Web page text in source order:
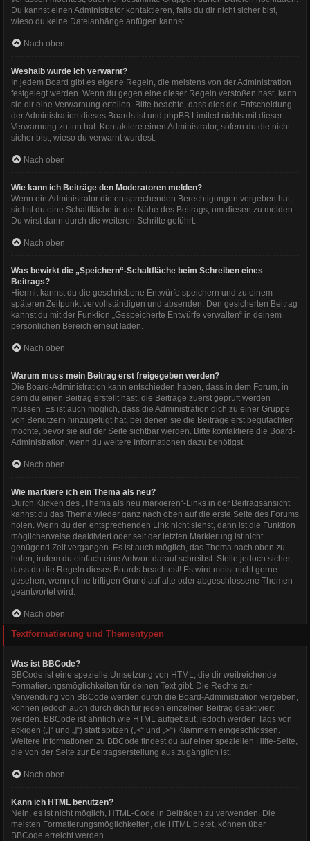
Du kannst einen Administrator kontaktieren, falls du dir nicht sicher bist,
wieso du keine Dateianhänge anfügen kannst.
Nach oben
Weshalb wurde ich verwarnt?
In jedem Board gibt es eigene Regeln, die meistens von der Administration
festgelegt werden. Wenn du gegen eine dieser Regeln verstoßen hast, kann
sie dir eine Verwarnung erteilen. Bitte beachte, dass dies die Entscheidung
der Administration dieses Boards ist und phpBB Limited nichts mit dieser
Verwarnung zu tun hat. Kontaktiere einen Administrator, sofern du die nicht
sicher bist, wieso du verwarnt wurdest.
Nach oben
Wie kann ich Beiträge den Moderatoren melden?
Wenn ein Administrator die entsprechenden Berechtigungen vergeben hat,
siehst du eine Schaltfläche in der Nähe des Beitrags, um diesen zu melden.
Du wirst dann durch die weiteren Schritte geführt.
Nach oben
Was bewirkt die „Speichern“-Schaltfläche beim Schreiben eines
Beitrags?
Hiermit kannst du die geschriebene Entwürfe speichern und zu einem
späteren Zeitpunkt vervollständigen und absenden. Den gesicherten Beitrag
kannst du mit der Funktion „Gespeicherte Entwürfe verwalten“ in deinem
persönlichen Bereich erneut laden.
Nach oben
Warum muss mein Beitrag erst freigegeben werden?
Die Board-Administration kann entschieden haben, dass in dem Forum, in
dem du einen Beitrag erstellt hast, die Beiträge zuerst geprüft werden
müssen. Es ist auch möglich, dass die Administration dich zu einer Gruppe
von Benutzern hinzugefügt hat, bei denen sie die Beiträge erst begutachten
möchte, bevor sie auf der Seite sichtbar werden. Bitte kontaktiere die Board-
Administration, wenn du weitere Informationen dazu benötigst.
Nach oben
Wie markiere ich ein Thema als neu?
Durch Klicken des „Thema als neu markieren“-Links in der Beitragsansicht
kannst du das Thema wieder ganz nach oben auf die erste Seite des Forums
holen. Wenn du den entsprechenden Link nicht siehst, dann ist die Funktion
möglicherweise deaktiviert oder seit der letzten Markierung ist nicht
genügend Zeit vergangen. Es ist auch möglich, das Thema nach oben zu
holen, indem du einfach eine Antwort darauf schreibst. Stelle jedoch sicher,
dass du die Regeln dieses Boards beachtest! Es wird meist nicht gerne
gesehen, wenn ohne triftigen Grund auf alte oder abgeschlossene Themen
geantwortet wird.
Nach oben
Textformatierung und Thementypen
Was ist BBCode?
BBCode ist eine spezielle Umsetzung von HTML, die dir weitreichende
Formatierungsmöglichkeiten für deinen Text gibt. Die Rechte zur
Verwendung von BBCode werden durch die Board-Administration vergeben,
können jedoch auch durch dich für jeden einzelnen Beitrag deaktiviert
werden. BBCode ist ähnlich wie HTML aufgebaut, jedoch werden Tags von
eckigen („[“ und „]“) statt spitzen („<“ und „>“) Klammern eingeschlossen.
Weitere Informationen zu BBCode findest du auf einer speziellen Hilfe-Seite,
die von der Seite zur Beitragserstellung aus zugänglich ist.
Nach oben
Kann ich HTML benutzen?
Nein, es ist nicht möglich, HTML-Code in Beiträgen zu verwenden. Die
meisten Formatierungsmöglichkeiten, die HTML bietet, können über
BBCode erreicht werden.